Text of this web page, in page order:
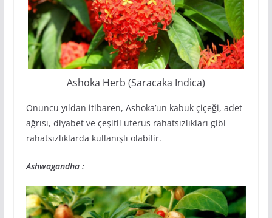
Ashoka Herb (Saracaka Indica)
Onuncu yıldan itibaren, Ashoka’un kabuk çiçeği, adet
ağrısı, diyabet ve çeşitli uterus rahatsızlıkları gibi
rahatsızlıklarda kullanışlı olabilir.
Ashwagandha :